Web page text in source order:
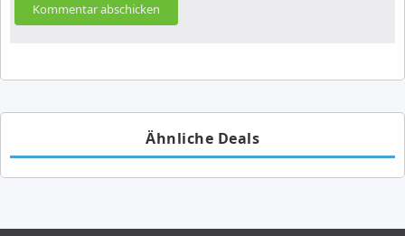
Ähnliche Deals